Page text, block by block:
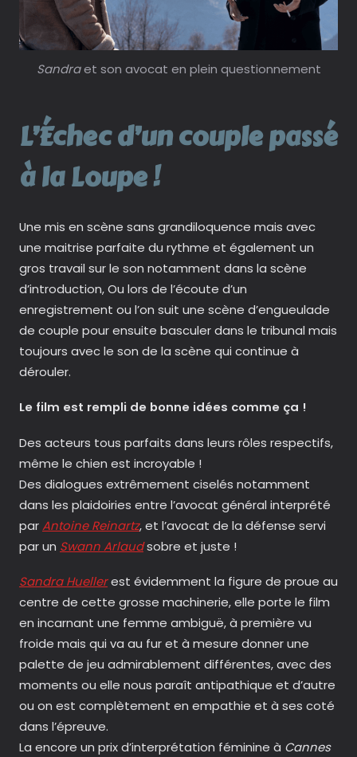
Sandraet son avocat en plein questionnement
L’Échec d’un couple passé
à la Loupe !
Une mis en scène sans grandiloquence mais avec
une maitrise parfaite du rythme et également un
gros travail sur le son notamment dans la scène
d’introduction, Ou lors de l’écoute d’un
enregistrement ou l’on suit une scène d’engueulade
de couple pour ensuite basculer dans le tribunal mais
toujours avec le son de la scène qui continue à
dérouler.
Le film est rempli de bonne idées comme ça !
Des acteurs tous parfaits dans leurs rôles respectifs,
même le chien est incroyable !
Des dialogues extrêmement ciselés notamment
dans les plaidoiries entre l’avocat général interprété
parAntoine Reinartz, et l’avocat de la défense servi
par un Swann Arlaudsobre et juste !
Sandra Huellerest évidemment la figure de proue au
centre de cette grosse machinerie, elle porte le film
en incarnant une femme ambiguë, à première vu
froide mais qui va au fur et à mesure donner une
palette de jeu admirablement différentes, avec des
moments ou elle nous paraît antipathique et d’autre
ou on est complètement en empathie et à ses coté
dans l’épreuve.
La encore un prix d’interprétation féminine à Cannes